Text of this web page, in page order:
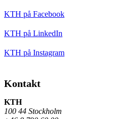
KTH på Facebook
KTH på LinkedIn
KTH på Instagram
Kontakt
KTH
100 44 Stockholm